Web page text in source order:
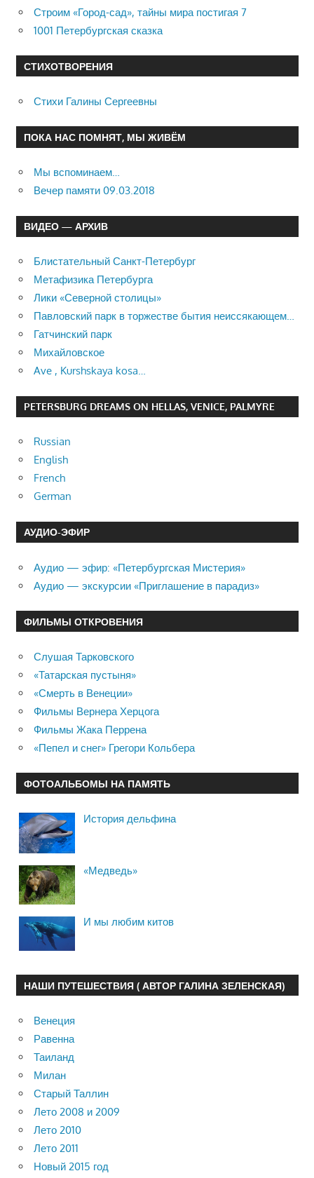
Строим «Город-сад», тайны мира постигая 7
1001 Петербургская сказка
СТИХОТВОРЕНИЯ
Стихи Галины Сергеевны
ПОКА НАС ПОМНЯТ, МЫ ЖИВЁМ
Мы вспоминаем…
Вечер памяти 09.03.2018
ВИДЕО — АРХИВ
Блистательный Санкт-Петербург
Метафизика Петербурга
Лики «Северной столицы»
Павловский парк в торжестве бытия неиссякающем…
Гатчинский парк
Михайловское
Ave , Kurshskaya kosa…
PETERSBURG DREAMS ON HELLAS, VENICE, PALMYRE
Russian
English
French
German
АУДИО-ЭФИР
Аудио — эфир: «Петербургская Мистерия»
Аудио — экскурсии «Приглашение в парадиз»
ФИЛЬМЫ ОТКРОВЕНИЯ
Слушая Тарковского
«Татарская пустыня»
«Смерть в Венеции»
Фильмы Вернера Херцога
Фильмы Жака Перрена
«Пепел и снег» Грегори Кольбера
ФОТОАЛЬБОМЫ НА ПАМЯТЬ
История дельфина
«Медведь»
И мы любим китов
НАШИ ПУТЕШЕСТВИЯ ( АВТОР ГАЛИНА ЗЕЛЕНСКАЯ)
Венеция
Равенна
Таиланд
Милан
Старый Таллин
Лето 2008 и 2009
Лето 2010
Лето 2011
Новый 2015 год